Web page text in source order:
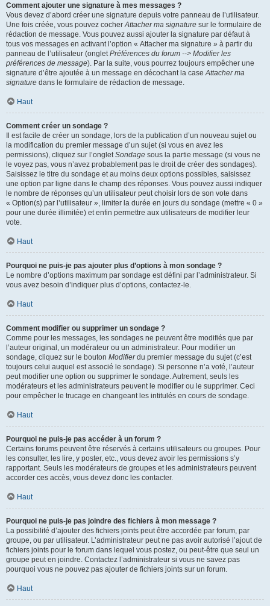
Comment ajouter une signature à mes messages ?
Vous devez d’abord créer une signature depuis votre panneau de l’utilisateur.
Une fois créée, vous pouvez cocherAttacher ma signature sur le formulaire de
rédaction de message. Vous pouvez aussi ajouter la signature par défaut à
tous vos messages en activant l’option « Attacher ma signature » à partir du
panneau de l’utilisateur (ongletPréférences du forum --> Modifier les
préférences de message). Par la suite, vous pourrez toujours empêcher une
signature d’être ajoutée à un message en décochant la caseAttacher ma
signature dans le formulaire de rédaction de message.
Haut
Comment créer un sondage ?
Il est facile de créer un sondage, lors de la publication d’un nouveau sujet ou
la modification du premier message d’un sujet (si vous en avez les
permissions), cliquez sur l’ongletSondage sous la partie message (si vous ne
le voyez pas, vous n’avez probablement pas le droit de créer des sondages).
Saisissez le titre du sondage et au moins deux options possibles, saisissez
une option par ligne dans le champ des réponses. Vous pouvez aussi indiquer
le nombre de réponses qu’un utilisateur peut choisir lors de son vote dans
« Option(s) par l’utilisateur », limiter la durée en jours du sondage (mettre « 0 »
pour une durée illimitée) et enfin permettre aux utilisateurs de modifier leur
vote.
Haut
Pourquoi ne puis-je pas ajouter plus d’options à mon sondage ?
Le nombre d’options maximum par sondage est défini par l’administrateur. Si
vous avez besoin d’indiquer plus d’options, contactez-le.
Haut
Comment modifier ou supprimer un sondage ?
Comme pour les messages, les sondages ne peuvent être modifiés que par
l’auteur original, un modérateur ou un administrateur. Pour modifier un
sondage, cliquez sur le bouton Modifierdu premier message du sujet (c’est
toujours celui auquel est associé le sondage). Si personne n’a voté, l’auteur
peut modifier une option ou supprimer le sondage. Autrement, seuls les
modérateurs et les administrateurs peuvent le modifier ou le supprimer. Ceci
pour empêcher le trucage en changeant les intitulés en cours de sondage.
Haut
Pourquoi ne puis-je pas accéder à un forum ?
Certains forums peuvent être réservés à certains utilisateurs ou groupes. Pour
les consulter, les lire, y poster, etc., vous devez avoir les permissions s’y
rapportant. Seuls les modérateurs de groupes et les administrateurs peuvent
accorder ces accès, vous devez donc les contacter.
Haut
Pourquoi ne puis-je pas joindre des fichiers à mon message ?
La possibilité d’ajouter des fichiers joints peut être accordée par forum, par
groupe, ou par utilisateur. L’administrateur peut ne pas avoir autorisé l’ajout de
fichiers joints pour le forum dans lequel vous postez, ou peut-être que seul un
groupe peut en joindre. Contactez l’administrateur si vous ne savez pas
pourquoi vous ne pouvez pas ajouter de fichiers joints sur un forum.
Haut